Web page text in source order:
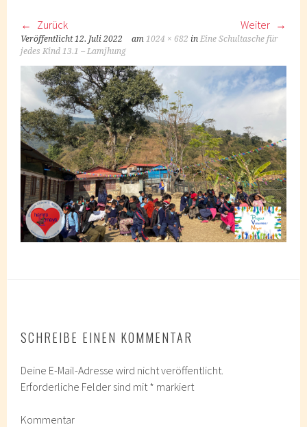
Zurück Weiter
Veröffentlicht12. Juli 2022 am1024 × 682 inEine Schultasche für
jedes Kind 13.1 – Lamjhung
SCHREIBE EINEN KOMMENTAR
Deine E-Mail-Adresse wird nicht veröffentlicht.
Erforderliche Felder sind mit * markiert
Kommentar